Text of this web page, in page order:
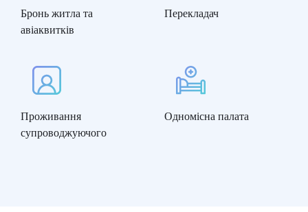
Бронь житла та
авіаквитків
Перекладач
Проживання
супроводжуючого
Одномісна палата